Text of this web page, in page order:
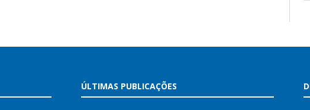
ÚLTIMAS PUBLICAÇÕES